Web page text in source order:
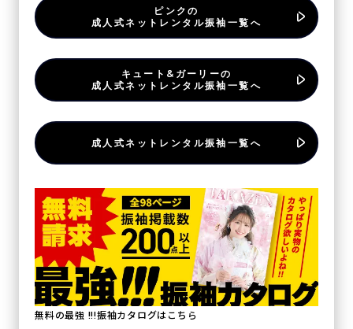
ピンクの
成人式ネットレンタル振袖一覧へ
キュート&ガーリーの
成人式ネットレンタル振袖一覧へ
成人式ネットレンタル振袖一覧へ
無料の最強 !!!振袖カタログはこちら